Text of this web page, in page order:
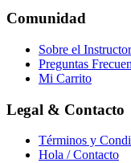
Comunidad
Sobre el Instructor
Preguntas
Mi Carrito
Legal & Contacto
Términos y
Hola / Contacto